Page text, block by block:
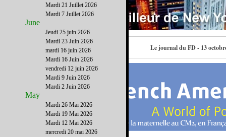
Le journal du FD - 13
Mardi 21 Juillet 2026
Mardi 7 Juillet 2026
June
Jeudi 25 juin 2026
Mardi 23 Juin 2026
mardi 16 juin 2026
Mardi 16 Juin 2026
vendredi 12 juin 2026
Mardi 9 Juin 2026
Mardi 2 Juin 2026
May
Mardi 26 Mai 2026
Mardi 19 Mai 2026
Mardi 12 Mai 2026
mercredi 20 mai 2026